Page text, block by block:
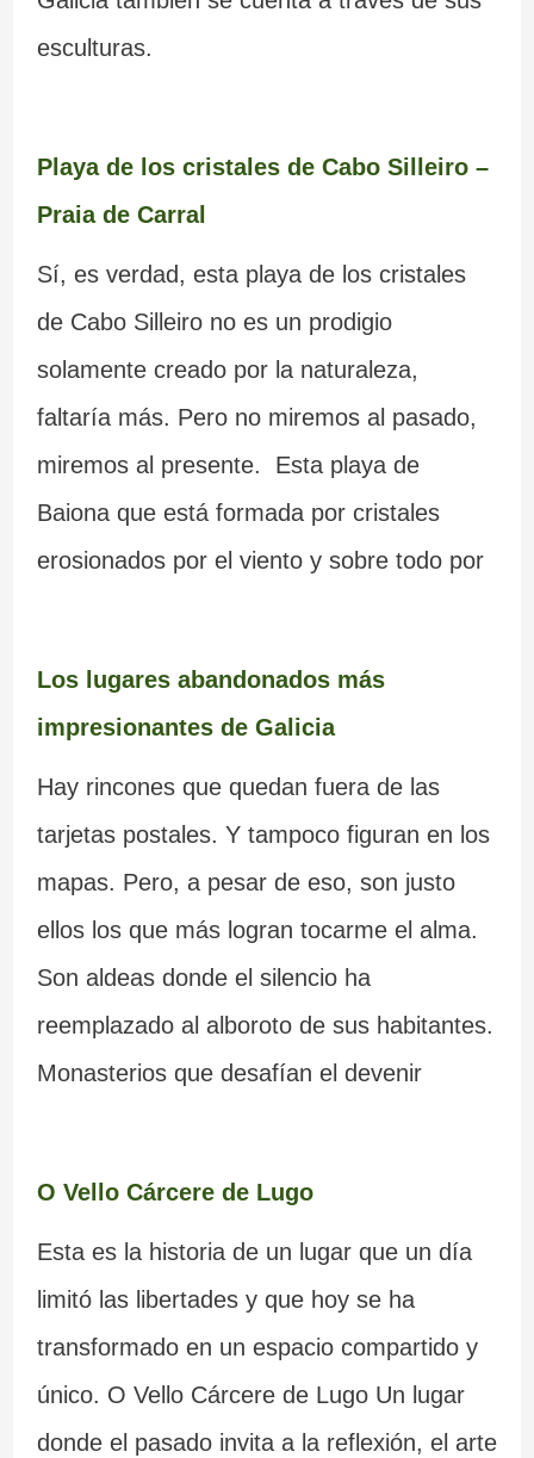
esculturas.
Playa de los cristales de Cabo Silleiro –
Praia de Carral
Sí, es verdad, esta playa de los cristales
de Cabo Silleiro no es un prodigio
solamente creado por la naturaleza,
faltaría más. Pero no miremos al pasado,
miremos al presente. Esta playa de
Baiona que está formada por cristales
erosionados por el viento y sobre todo por
Los lugares abandonados más
impresionantes de Galicia
Hay rincones que quedan fuera de las
tarjetas postales. Y tampoco figuran en los
mapas. Pero, a pesar de eso, son justo
ellos los que más logran tocarme el alma.
Son aldeas donde el silencio ha
reemplazado al alboroto de sus habitantes.
Monasterios que desafían el devenir
O Vello Cárcere de Lugo
Esta es la historia de un lugar que un día
limitó las libertades y que hoy se ha
transformado en un espacio compartido y
único. O Vello Cárcere de Lugo Un lugar
donde el pasado invita a la reflexión, el arte